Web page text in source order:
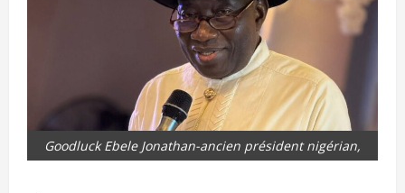
Goodluck Ebele Jonathan-ancien président nigérian,